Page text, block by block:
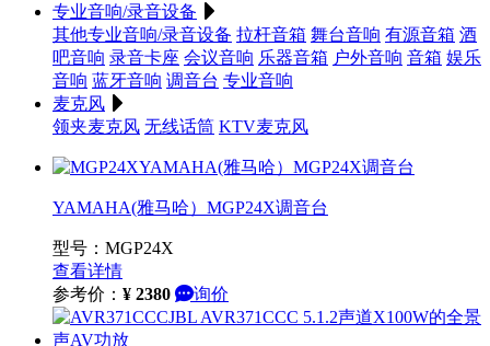
专业音响/录音设备
其他专业音响/录音设备 拉杆音箱 舞台音响 有源音箱 酒
吧音响 录音卡座 会议音响 乐器音箱 户外音响 音箱 娱乐
音响 蓝牙音响 调音台 专业音响
麦克风
领夹麦克风 无线话筒 KTV麦克风
YAMAHA(雅马哈）MGP24X调音台
型号：MGP24X
查看详情
参考价： ¥ 2380 询价